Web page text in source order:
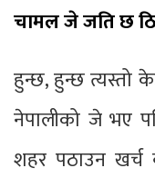
चामल जे जति छ
हुन्छ, हुन्छ त्यस्तो
नेपालीको जे भए
शहर पठाउन खर्च